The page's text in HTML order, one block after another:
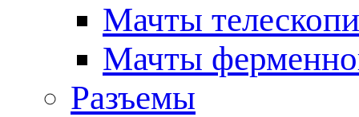
Мачты
Мачты
Разъемы